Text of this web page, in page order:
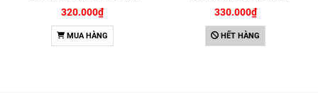
E250 (2009-2013); G500
(2008-2015); GL450 (2006-
2012), S500 (2005-2011);
SLK200 (2011-2015) chính
320.000₫
MUA HÀNG
Cleaner 473ml (08813)
330.000₫
HẾT HÀNG